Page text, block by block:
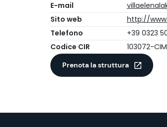
E-mail
Sito web
http://
Telefono
+39 0323
Codice CIR
103072-
Prenota la struttura